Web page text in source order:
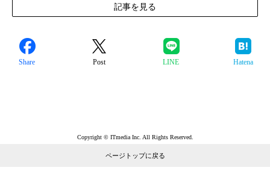
記事を見る
Share Post LINE Hatena
Copyright © ITmedia Inc. All Rights Reserved.
ページトップに戻る